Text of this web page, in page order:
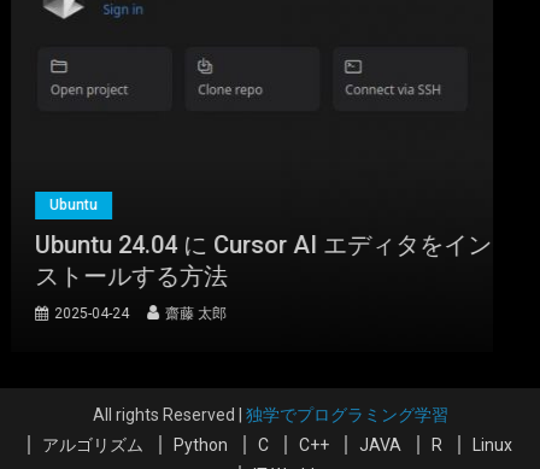
Ubuntu
Ubuntu 24.04 に Cursor AI エディタをイン
ストールする方法
2025-04-24 齋藤 太郎
All rights Reserved | 独学でプログラミング学習
アルゴリズム
Python C C++ JAVA R
Linux